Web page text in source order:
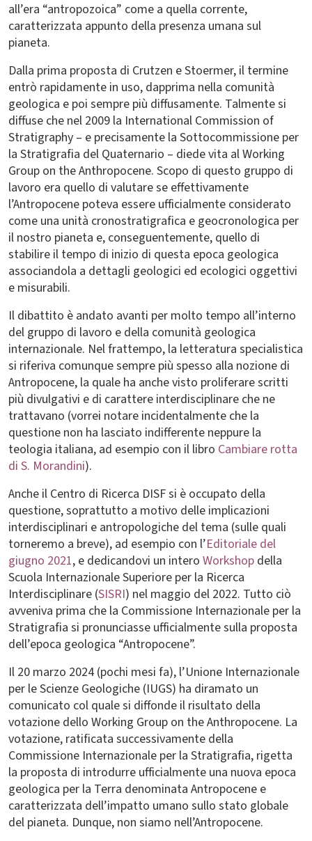
all’era “antropozoica” come a quella corrente,
caratterizzata appunto della presenza umana sul
pianeta.
Dalla prima proposta di Crutzen e Stoermer, il termine
entrò rapidamente in uso, dapprima nella comunità
geologica e poi sempre più diffusamente. Talmente si
diffuse che nel 2009 la International Commission of
Stratigraphy – e precisamente la Sottocommissione per
la Stratigrafia del Quaternario – diede vita al Working
Group on the Anthropocene. Scopo di questo gruppo di
lavoro era quello di valutare se effettivamente
l’Antropocene poteva essere ufficialmente considerato
come una unità cronostratigrafica e geocronologica per
il nostro pianeta e, conseguentemente, quello di
stabilire il tempo di inizio di questa epoca geologica
associandola a dettagli geologici ed ecologici oggettivi
e misurabili.
Il dibattito è andato avanti per molto tempo all’interno
del gruppo di lavoro e della comunità geologica
internazionale. Nel frattempo, la letteratura specialistica
si riferiva comunque sempre più spesso alla nozione di
Antropocene, la quale ha anche visto proliferare scritti
più divulgativi e di carattere interdisciplinare che ne
trattavano (vorrei notare incidentalmente che la
questione non ha lasciato indifferente neppure la
teologia italiana, ad esempio con il libro Cambiare rotta
di S. Morandini).
Anche il Centro di Ricerca DISF si è occupato della
questione, soprattutto a motivo delle implicazioni
interdisciplinari e antropologiche del tema (sulle quali
torneremo a breve), ad esempio con l’Editoriale del
giugno 2021, e dedicandovi un intero Workshop della
Scuola Internazionale Superiore per la Ricerca
Interdisciplinare (SISRI) nel maggio del 2022. Tutto ciò
avveniva prima che la Commissione Internazionale per la
Stratigrafia si pronunciasse ufficialmente sulla proposta
dell’epoca geologica “Antropocene”.
Il 20 marzo 2024 (pochi mesi fa), l’Unione Internazionale
per le Scienze Geologiche (IUGS) ha diramato un
comunicato col quale si diffonde il risultato della
votazione dello Working Group on the Anthropocene. La
votazione, ratificata successivamente della
Commissione Internazionale per la Stratigrafia, rigetta
la proposta di introdurre ufficialmente una nuova epoca
geologica per la Terra denominata Antropocene e
caratterizzata dell’impatto umano sullo stato globale
del pianeta. Dunque, non siamo nell’Antropocene.